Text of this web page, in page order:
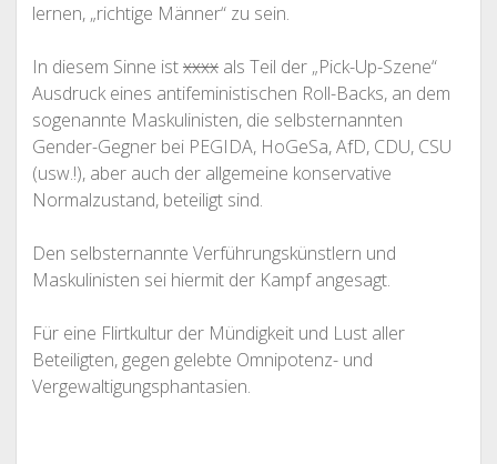
lernen, „richtige Männer“ zu sein.
In diesem Sinne istxxxxals Teil der „Pick-Up-Szene“
Ausdruck eines antifeministischen Roll-Backs, an dem
sogenannte Maskulinisten, die selbsternannten
Gender-Gegner bei PEGIDA, HoGeSa, AfD, CDU, CSU
(usw.!), aber auch der allgemeine konservative
Normalzustand, beteiligt sind.
Den selbsternannte Verführungskünstlern und
Maskulinisten sei hiermit der Kampf angesagt.
Für eine Flirtkultur der Mündigkeit und Lust aller
Beteiligten, gegen gelebte Omnipotenz- und
Vergewaltigungsphantasien.